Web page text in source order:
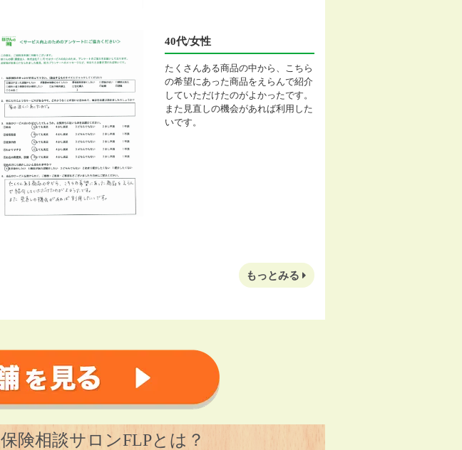
40代/女性
たくさんある商品の中から、こちら
の希望にあった商品をえらんで紹介
していただけたのがよかったです。
また見直しの機会があれば利用した
いです。
もっとみる
保険相談サロンFLPとは？